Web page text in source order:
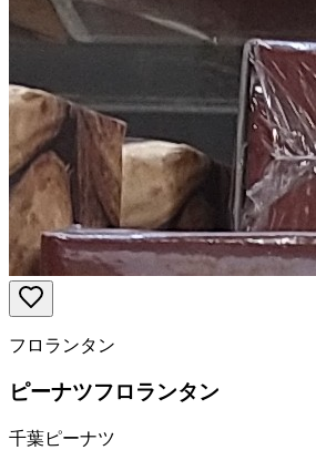
フロランタン
ピーナツフロランタン
千葉ピーナツ